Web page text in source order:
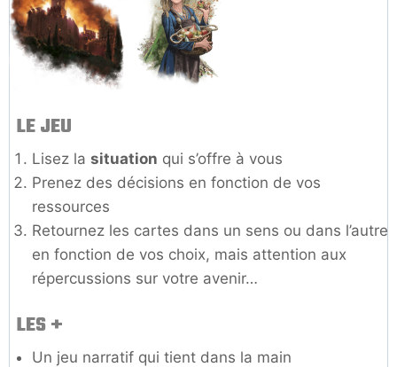
LE JEU
Lisez la situation qui s’offre à vous
Prenez des décisions en fonction de vos
ressources
Retournez les cartes dans un sens ou dans l’autre
en fonction de vos choix, mais attention aux
répercussions sur votre avenir…
LES +
Un jeu narratif qui tient dans la main